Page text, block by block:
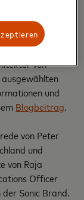
von
und
Blogbeitrag.
von Peter
und
von Raja
Officer
Sonic Brand.